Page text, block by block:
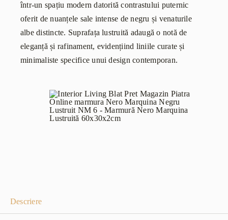
într-un spațiu modern datorită contrastului puternic
oferit de nuanțele sale intense de negru și venaturile
albe distincte. Suprafața lustruită adaugă o notă de
eleganță și rafinament, evidențiind liniile curate și
minimaliste specifice unui design contemporan.
Descriere